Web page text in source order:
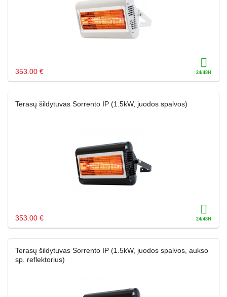
353.00 €
Terasų šildytuvas Sorrento IP (1.5kW, juodos spalvos)
353.00 €
Terasų šildytuvas Sorrento IP (1.5kW, juodos spalvos, aukso
sp. reflektorius)